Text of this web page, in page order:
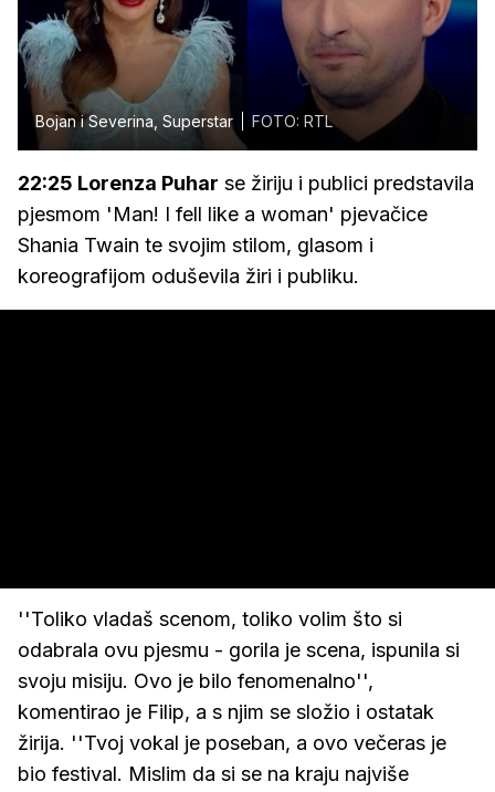
Bojan i Severina, Superstar FOTO: RTL
22:25 Lorenza Puhar se žiriju i publici predstavila
pjesmom 'Man! I fell like a woman' pjevačice
Shania Twain te svojim stilom, glasom i
koreografijom oduševila žiri i publiku.
''Toliko vladaš scenom, toliko volim što si
odabrala ovu pjesmu - gorila je scena, ispunila si
svoju misiju. Ovo je bilo fenomenalno'',
komentirao je Filip, a s njim se složio i ostatak
žirija. ''Tvoj vokal je poseban, a ovo večeras je
bio festival. Mislim da si se na kraju najviše